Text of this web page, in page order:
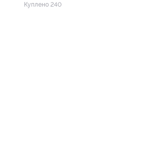
Куплено 240